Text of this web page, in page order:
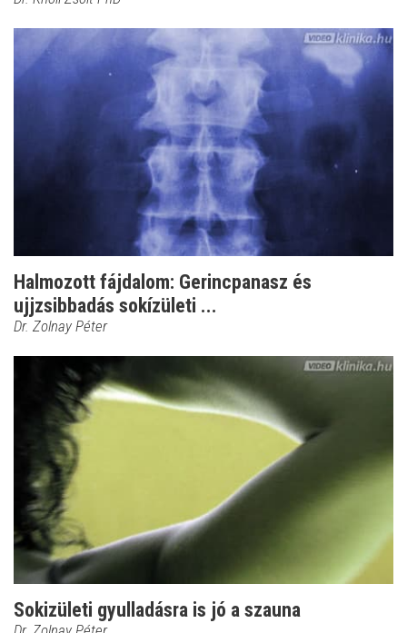
Halmozott fájdalom: Gerincpanasz és
ujjzsibbadás sokízületi ...
Dr. Zolnay Péter
Sokizületi gyulladásra is jó a szauna